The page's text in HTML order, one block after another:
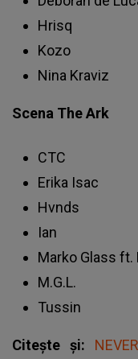
Hrisq
Kozo
Nina Kraviz
Scena The Ark
CTC
Erika Isac
Hvnds
Ian
Marko Glass ft.
M.G.L.
Tussin
Citește și: